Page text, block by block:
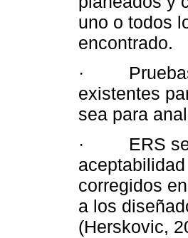
uno o todos
encontrado.
· Pruebas
existentes
sea para
· ERS se
corregidos
a los
(Herskovic,